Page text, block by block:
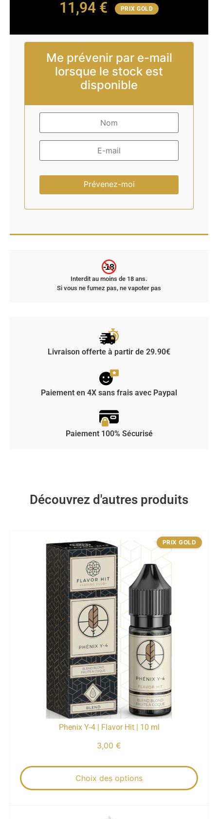
11,94 € PRIX GOLD
Me prévenir par e-mail
lorsque le stock est
disponible
-18
Interdit au moins de 18 ans.
Si vous ne fumez pas, ne vapoter pas
Livraison offerte à partir de 29.90€
Paiement en 4X sans frais avec Paypal
Paiement 100% Sécurisé
Découvrez d'autres produits
Phenix Y-4 | Flavor Hit | 10 ml
3,00 €
Choix des options
PRIX GOLD